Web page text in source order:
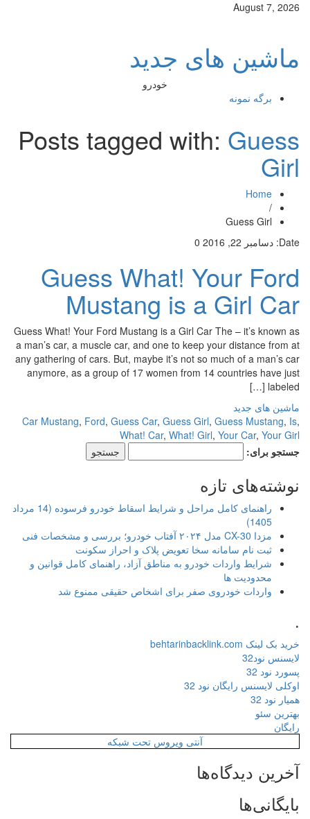
August 7, 2026
ماشین های جدید
خودرو
برگه نمونه
Posts tagged with:Guess
Girl
Home
/
Guess Girl
Date: دسامبر 22, 2016 0
Guess What! Your Ford
Mustang is a Girl Car
Guess What! Your Ford Mustang is a Girl Car The – it’s known as
a man’s car, a muscle car, and one to keep your distance from at
any gathering of cars. But, maybe it’s not so much of a man’s car
anymore, as a group of 17 women from 14 countries have just
labeled […]
ماشین های جدید
Car Mustang,Ford,Guess Car,Guess Girl,Guess Mustang,
What! Car,What! Girl,Your Car,Your Girl
جستجو برای:
نوشته‌های تازه
راهنمای کامل مراحل و شرایط اسقاط خودرو فرسوده (14 مرداد
1405)
مزدا CX-30 مدل ۲۰۲۴ آفتاب خودرو؛ بررسی و مشخصات فنی
ثبت نام سامانه سخا تعویض پلاک و احراز سکونت
شرایط واردات خودرو به مناطق آزاد، راهنمای کامل قوانین و
محدودیت ها
واردات خودروی صفر برای اشخاص حقیقی ممنوع شد
خرید بک لینک behtarinbacklink.com
لایسنس نود32
پسورد نود 32
اوکلی لایسنس رایگان نود 32
همیار نود 32
بهترین سئو
رایگان
آنتی ویروس تحت شبکه
آخرین دیدگاه‌ها
بایگانی‌ها